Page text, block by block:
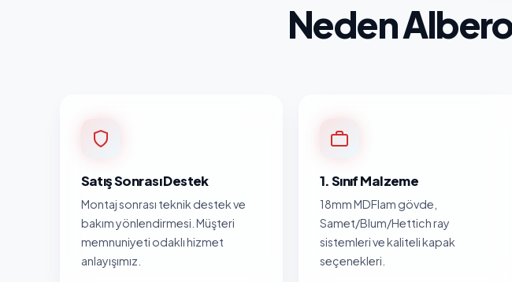
Neden
Satış Sonrası Destek
Montaj sonrası teknik destek ve
bakım yönlendirmesi. Müşteri
memnuniyeti odaklı hizmet
anlayışımız.
1. Sınıf Malzeme
18mm MDFlam gövde,
Samet/Blum/Hettich ray
sistemleri ve kaliteli kapak
seçenekleri.